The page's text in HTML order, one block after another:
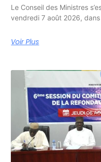
Le Conseil des Ministres
vendredi 7 août 2026,
Voir Plus